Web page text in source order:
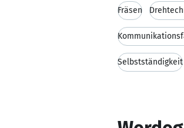
Fräsen
Selbstständigkeit